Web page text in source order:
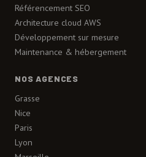
Référencement SEO
Architecture cloud AWS
Développement sur mesure
Maintenance & hébergement
NOS AGENCES
Grasse
Nice
Paris
Lyon